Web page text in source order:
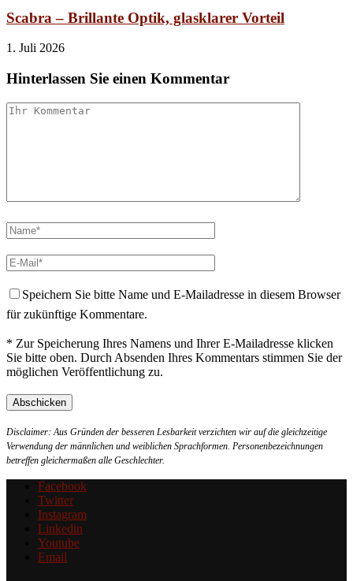
Scabra – Brillante Optik, glasklarer Vorteil
1. Juli 2026
Hinterlassen Sie einen Kommentar
Speichern Sie bitte Name und E-Mailadresse in diesem Browser
für zukünftige Kommentare.
* Zur Speicherung Ihres Namens und Ihrer E-Mailadresse klicken
Sie bitte oben. Durch Absenden Ihres Kommentars stimmen Sie der
möglichen Veröffentlichung zu.
Disclaimer: Aus Gründen der besseren Lesbarkeit verzichten wir auf die gleichzeitige
Verwendung der männlichen und weiblichen Sprachformen. Personenbezeichnungen
betreffen gleichermaßen alle Geschlechter.
Facebook
Twitter
Instagram
Linkedin
Youtube
Email